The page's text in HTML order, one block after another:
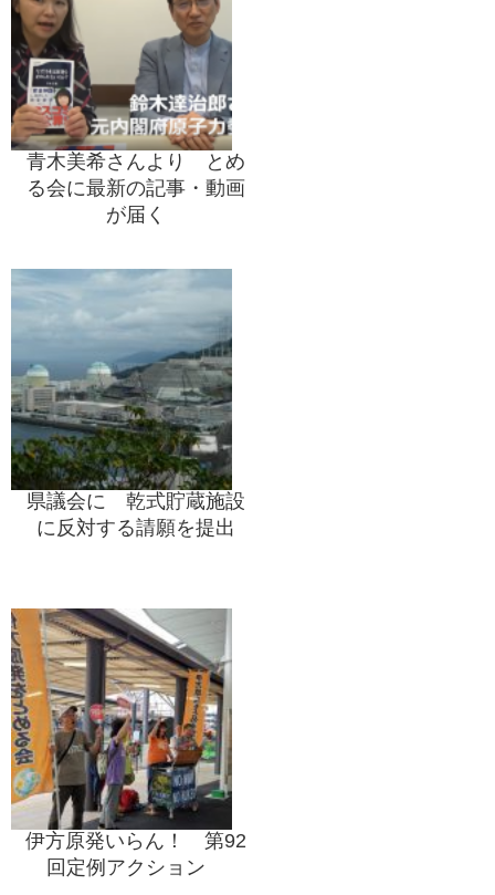
青木美希さんより とめ
る会に最新の記事・動画
が届く
県議会に 乾式貯蔵施設
に反対する請願を提出
伊方原発いらん！ 第92
回定例アクション